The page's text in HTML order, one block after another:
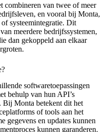
combineren van twee of meer
en vooral bij Monta,
systeemintegratie. Dit
meerdere bedrijfssystemen,
dan gekoppeld aan elkaar
softwaretoepassingen
behulp van hun API’s
Monta betekent dit het
of tools aan het
gegevens en updates kunnen
kunnen garanderen.